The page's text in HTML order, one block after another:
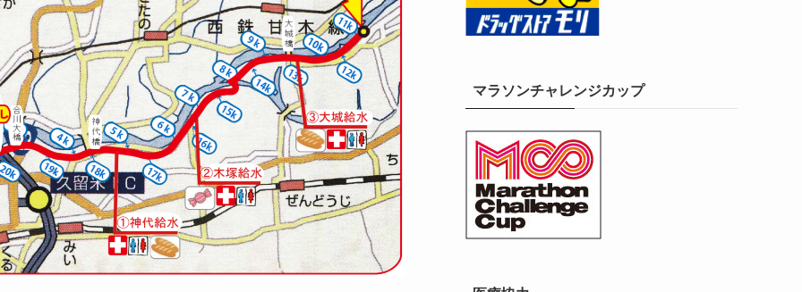
マラソンチャレンジカップ